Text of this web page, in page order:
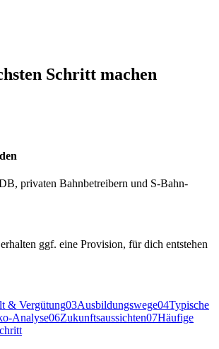
Schritt machen
privaten Bahnbetreibern und S-Bahn-
ggf. eine Provision, für dich entstehen
& Vergütung03Ausbildungswege04Typische
Analyse06Zukunftsaussichten07Häufige